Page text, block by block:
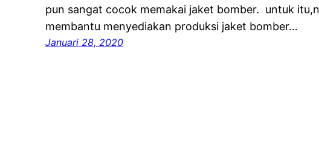
pun sangat cocok memakai jaket bomber. untuk
membantu menyediakan produksi jaket bomber…
Januari 28, 2020